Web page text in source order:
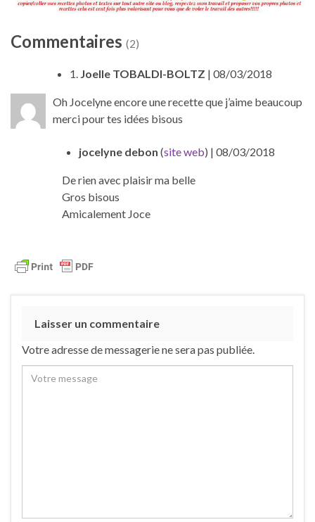
Commentaires (2)
1. Joelle TOBALDI-BOLTZ | 08/03/2018
Oh Jocelyne encore une recette que j’aime beaucoup
merci pour tes idées bisous
jocelyne debon (site web) | 08/03/2018
De rien avec plaisir ma belle
Gros bisous
Amicalement Joce
Laisser un commentaire
Votre adresse de messagerie ne sera pas publiée.